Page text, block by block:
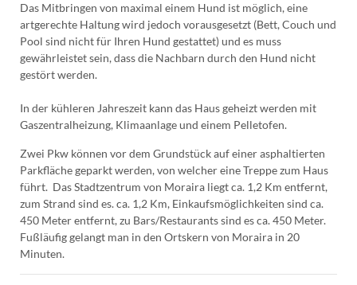
Das Mitbringen von maximal einem Hund ist möglich, eine
artgerechte Haltung wird jedoch vorausgesetzt (Bett, Couch und
Pool sind nicht für Ihren Hund gestattet) und es muss
gewährleistet sein, dass die Nachbarn durch den Hund nicht
gestört werden.
In der kühleren Jahreszeit kann das Haus geheizt werden mit
Gaszentralheizung, Klimaanlage und einem Pelletofen.
Zwei Pkw können vor dem Grundstück auf einer asphaltierten
Parkfläche geparkt werden, von welcher eine Treppe zum Haus
führt. Das Stadtzentrum von Moraira liegt ca. 1,2 Km entfernt,
zum Strand sind es. ca. 1,2 Km, Einkaufsmöglichkeiten sind ca.
450 Meter entfernt, zu Bars/Restaurants sind es ca. 450 Meter.
Fußläufig gelangt man in den Ortskern von Moraira in 20
Minuten.